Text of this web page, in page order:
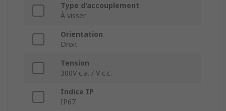
Type d'accouplement
À visser
Orientation
Droit
Tension
300V c.a. / V c.c.
Indice IP
IP67